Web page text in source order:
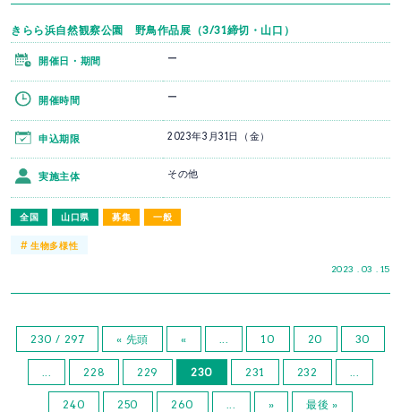
きらら浜自然観察公園 野鳥作品展（3/31締切・山口）
全国 山口県 募集 一般
2023 . 03 . 15
開催日・期間 ー
開催時間 ー
申込期限 2023年3月31日（金）
実施主体 その他
#生物多様性
230 / 297 « 先頭 « ... 10 20 30
228 229 230 231 232
240 250 260 » 最後 »